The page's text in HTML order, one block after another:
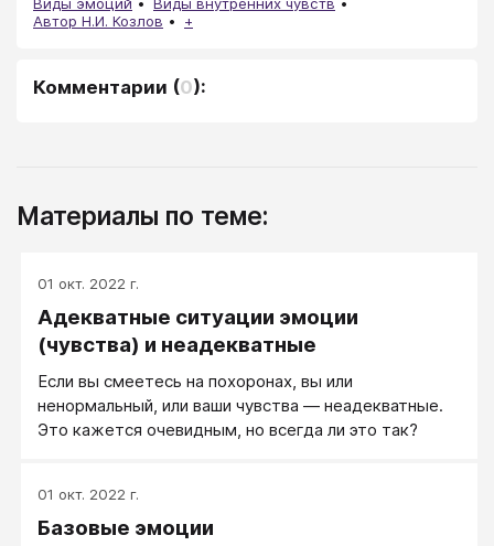
Автор Н.И. Козлов
+
Комментарии (0):
Материалы по теме:
01 окт. 2022 г.
Адекватные ситуации эмоции
(чувства) и неадекватные
Если вы смеетесь на похоронах, вы или
ненормальный, или ваши чувства — неадекватные.
Это кажется очевидным, но всегда ли это так?
01 окт. 2022 г.
Базовые эмоции